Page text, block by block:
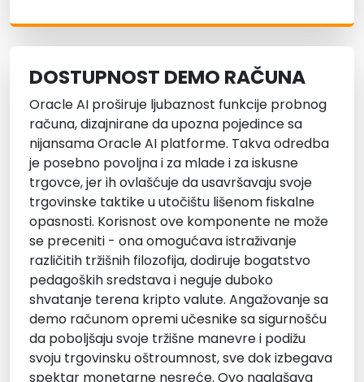
DOSTUPNOST DEMO RAČUNA
Oracle AI proširuje ljubaznost funkcije probnog
računa, dizajnirane da upozna pojedince sa
nijansama Oracle AI platforme. Takva odredba
je posebno povoljna i za mlade i za iskusne
trgovce, jer ih ovlašćuje da usavršavaju svoje
trgovinske taktike u utočištu lišenom fiskalne
opasnosti. Korisnost ove komponente ne može
se preceniti - ona omogućava istraživanje
različitih tržišnih filozofija, dodiruje bogatstvo
pedagoških sredstava i neguje duboko
shvatanje terena kripto valute. Angažovanje sa
demo računom opremi učesnike sa sigurnošću
da poboljšaju svoje tržišne manevre i podižu
svoju trgovinsku oštroumnost, sve dok izbegava
spektar monetarne nesreće. Ovo naglašava